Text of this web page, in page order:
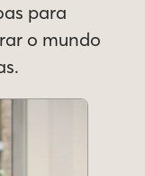
para
o mundo